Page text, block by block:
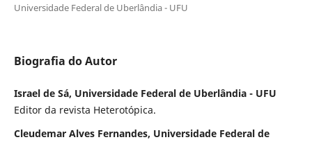
Universidade Federal de Uberlândia - UFU
Biografia do Autor
Israel de Sá, Universidade Federal de Uberlândia - UFU
Editor da revista Heterotópica.
Cleudemar Alves Fernandes, Universidade Federal de